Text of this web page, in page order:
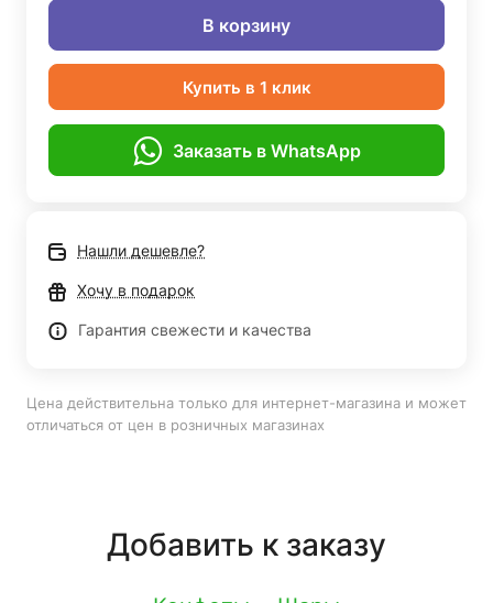
В корзину
Купить в 1 клик
Заказать в WhatsApp
Нашли дешевле?
Хочу в подарок
Гарантия свежести и качества
Цена действительна только для интернет-магазина и может
отличаться от цен в розничных магазинах
Добавить к заказу